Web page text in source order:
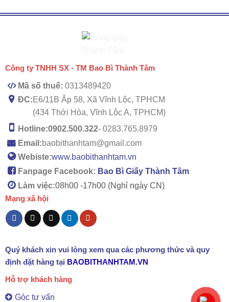
Công ty TNHH SX - TM Bao Bì Thành Tâm
Mã số thuế: 0313489420
ĐC:E6/11B Ấp 58, Xã Vĩnh Lộc, TPHCM
(434 Thới Hòa, Vĩnh Lộc A, TPHCM)
Hotline:0902.500.322- 0283.765.8979
Email:baobithanhtam@gmail.com
Webiste:www.baobithanhtam.vn
Fanpage Facebook: Bao Bì Giấy Thành Tâm
Làm việc:08h00 -17h00 (Nghỉ ngày CN)
Mạng xã hội
Quý khách xin vui lòng xem qua các phương thức và quy
định đặt hàng tại BAOBITHANHTAM.VN
Hỗ trợ khách hàng
Góc tư vấn